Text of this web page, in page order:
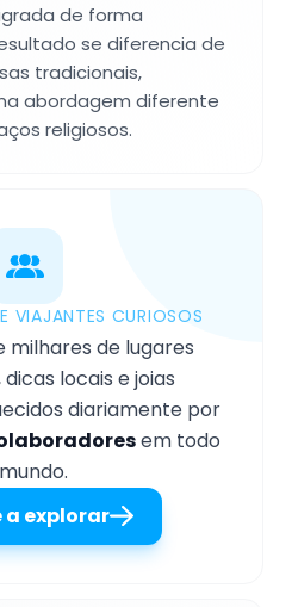
de forma
se diferencia de
tradicionais,
abordagem diferente
religiosos.
VIAJANTES CURIOSOS
milhares de lugares
locais e joias
diariamente por
em todo
a explorar